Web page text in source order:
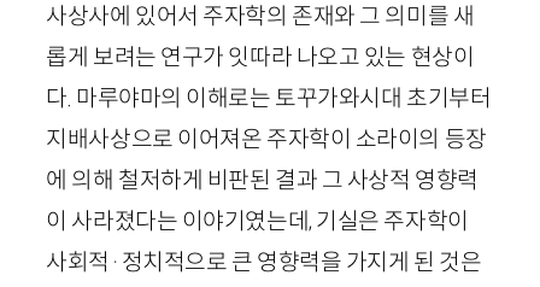
사상사에 있어서 주자학의 존재와 그 의미를 새
롭게 보려는 연구가 잇따라 나오고 있는 현상이
다. 마루야마의 이해로는 토꾸가와시대 초기부터
지배사상으로 이어져온 주자학이 소라이의 등장
에 의해 철저하게 비판된 결과 그 사상적 영향력
이 사라졌다는 이야기였는데, 기실은 주자학이
사회적·정치적으로 큰 영향력을 가지게 된 것은